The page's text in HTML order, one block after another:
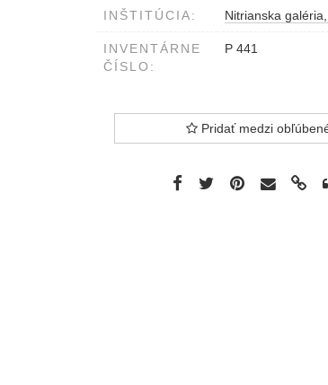
INŠTITÚCIA: Nitrianska
INVENTÁRNE
ČÍSLO:
P 441
Pridať medzi